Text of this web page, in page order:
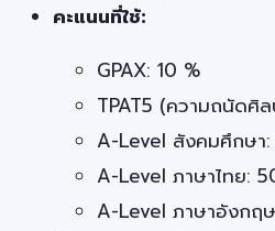
คะแนนที่ใช้:
GPAX: 10 %
TPAT5 (ความถนัดศิ
A-Level สังคมศึกษา:
A-Level ภาษาไทย:
A-Level ภาษาอังกฤ